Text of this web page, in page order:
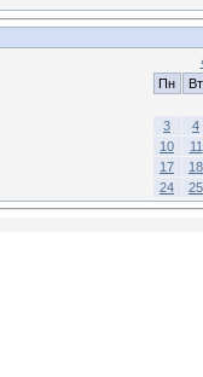
Пн
Вт
3
4
10
11
17
18
24
25